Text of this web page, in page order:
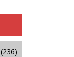
(236)